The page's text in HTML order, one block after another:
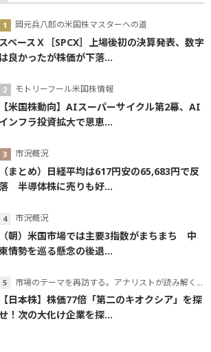
岡元兵八郎の米国株マスターへの道
スペースＸ［SPCX］上場後初の決算発表、数字
は良かったが株価が下落...
モトリーフール米国株情報
【米国株動向】AIスーパーサイクル第2幕、AI
インフラ投資拡大で恩恵...
市況概況
（まとめ）日経平均は617円安の65,683円で反
落 半導体株に売りも好...
市況概況
（朝）米国市場では主要3指数がまちまち 中
情勢を巡る懸念の後退...
市場のテーマを再訪する。アナリストが読み解くテーマの本質
【日本株】株価77倍「第二のキオクシア」を探
！次の大化け企業を探...